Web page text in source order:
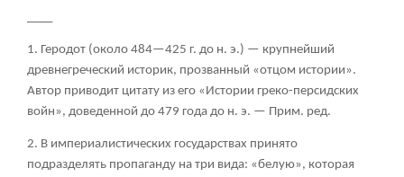
1. Геродот (около 484—425 г. до н. э.) — крупнейший
древнегреческий историк, прозванный «отцом истории».
Автор приводит цитату из его «Истории греко-персидских
войн», доведенной до 479 года до н. э. — Прим. ред.
2. В империалистических государствах принято
подразделять пропаганду на три вида: «белую», которая